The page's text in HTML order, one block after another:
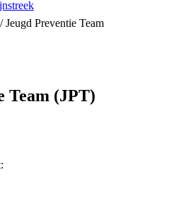
/Jeugd Preventie Team
Team (JPT)